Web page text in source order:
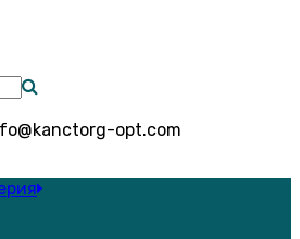
opt.com